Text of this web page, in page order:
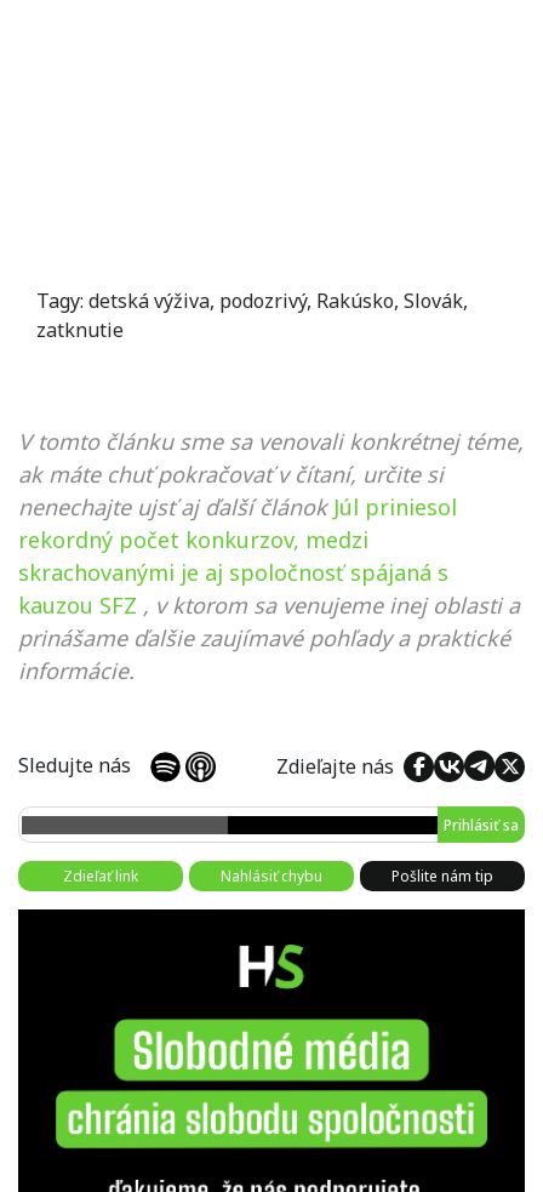
Tagy: detská výživa, podozrivý, Rakúsko, Slovák,
zatknutie
V tomto článku sme sa venovali konkrétnej téme,
ak máte chuť pokračovať v čítaní, určite si
nenechajte ujsť aj ďalší článok Júl priniesol
rekordný počet konkurzov, medzi
skrachovanými je aj spoločnosť spájaná s
kauzou SFZ , v ktorom sa venujeme inej oblasti a
prinášame ďalšie zaujímavé pohľady a praktické
informácie.
Sledujte nás Zdieľajte nás
Prihlásiť sa
Zdieľať link Nahlásiť chybu Pošlite nám tip